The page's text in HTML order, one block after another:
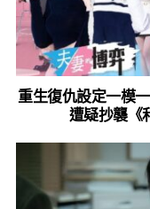
重生復仇設定一模
遭疑抄襲《